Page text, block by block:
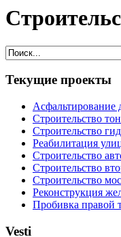
Текущие проекты
Асфальтирование
Строительство
Строительство
Реабилитация
Строительство
Строительство
Строительство
Реконструкция
Пробивка правой
Vesti